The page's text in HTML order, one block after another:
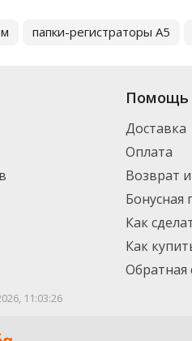
папки-регистраторы А5
Помощь
Доставка
Оплата
Возврат
Бонусная
Как
Как
Обратная
11:03:26